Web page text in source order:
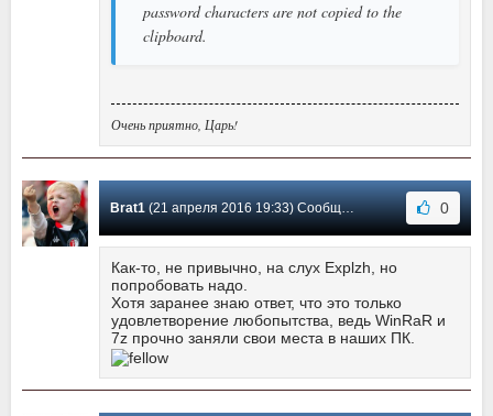
password characters are not copied to the
clipboard.
Очень приятно, Царь!
Brat1(21 апреля 2016 19:33) Сообщение #35 0
Как-то, не привычно, на слух Explzh, но
попробовать надо.
Хотя заранее знаю ответ, что это только
удовлетворение любопытства, ведь WinRaR и
7z прочно заняли свои места в наших ПК.